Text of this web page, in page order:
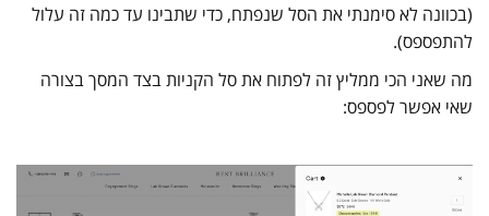
(בכוונה לא סימנתי את הסל שנפתח, כדי שתבינו עד כמה זה עלול
להתפספס).
מה שאני הכי ממליץ זה לפתוח את סל הקניות בצד המסך בצורה
שאי אפשר לפספס: